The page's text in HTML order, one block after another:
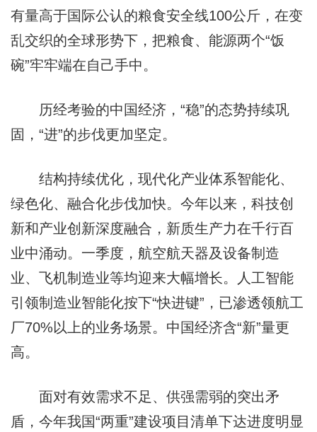
有量高于国际公认的粮食安全线100公斤，在变
乱交织的全球形势下，把粮食、能源两个“饭
碗”牢牢端在自己手中。
历经考验的中国经济，“稳”的态势持续巩
固，“进”的步伐更加坚定。
结构持续优化，现代化产业体系智能化、
绿色化、融合化步伐加快。今年以来，科技创
新和产业创新深度融合，新质生产力在千行百
业中涌动。一季度，航空航天器及设备制造
业、飞机制造业等均迎来大幅增长。人工智能
引领制造业智能化按下“快进键”，已渗透领航工
厂70%以上的业务场景。中国经济含“新”量更
高。
面对有效需求不足、供强需弱的突出矛
盾，今年我国“两重”建设项目清单下达进度明显